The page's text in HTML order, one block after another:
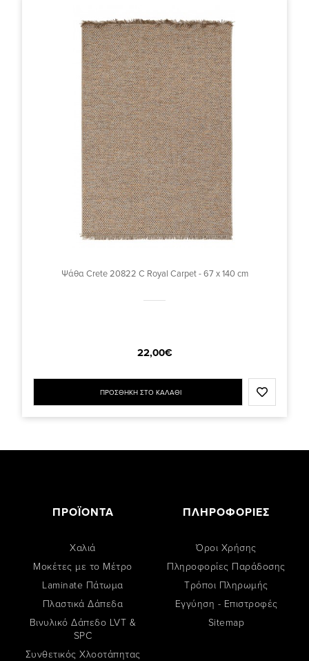
Ψάθα Crete 20822 C Royal Carpet - 67 x 140 cm
22,00€
ΠΡΟΣΘΗΚΗ ΣΤΟ ΚΑΛΑΘΙ
ΠΡΟΪΟΝΤΑ
Χαλιά
Μοκέτες με το Μέτρο
Laminate Πάτωμα
Πλαστικά Δάπεδα
Βινυλικό Δάπεδο LVT &
SPC
Συνθετικός Χλοοτάπητας
ΠΛΗΡΟΦΟΡΙΕΣ
Όροι Χρήσης
Πληροφορίες Παράδοσης
Tρόποι Πληρωμής
Εγγύηση - Επιστροφές
Sitemap